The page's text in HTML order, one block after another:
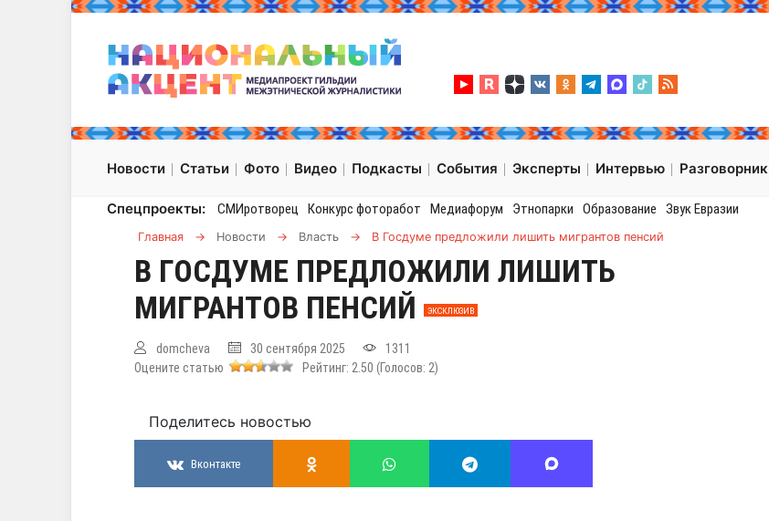
Новости Статьи Фото Видео Подкасты События Эксперты Интервью Разговорник
Спецпроекты: СМИротворец Конкурс фоторабот Медиафорум Этнопарки Образование Звук Евразии
Главная → Новости → Власть → В Госдуме предложили лишить мигрантов пенсий
В ГОСДУМЕ ПРЕДЛОЖИЛИ ЛИШИТЬ
МИГРАНТОВ ПЕНСИЙ
ЭКСКЛЮЗИВ
domcheva 30 сентября 2025
1311
Оцените статью
Рейтинг: 2.50 (Голосов: 2)
Поделитесь новостью
Вконтакте